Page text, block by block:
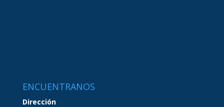
ENCUENTRANOS
Dirección